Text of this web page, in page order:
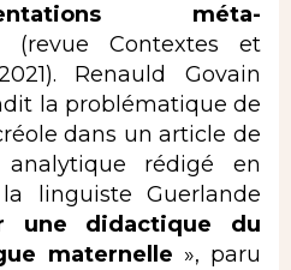
méta-
(revue Contextes et
Renauld Govain
la problématique de
dans un article de
rédigé en
linguiste Guerlande
une didactique du
maternelle », paru